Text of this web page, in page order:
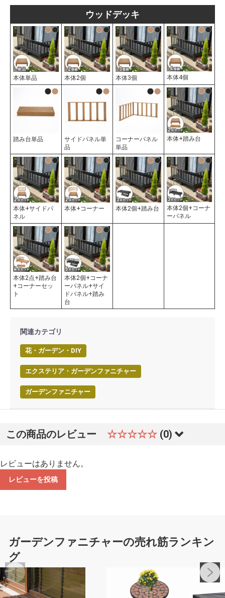
ウッドデッキ
本体単品 本体2個 本体3個 本体4個
踏み台単品
サイドパネル単
品
コーナーパネル
単品
本体+踏み台
本体+サイドパ
ネル
本体+コーナー 本体2個+踏み台
本体2個+コーナ
ーパネル
本体2点+踏み台
+コーナーセッ
ト
本体2個+コーナ
ーパネル+サイ
ドパネル+踏み
台
関連カテゴリ
花・ガーデン・DIY
エクステリア・ガーデンファニチャー
ガーデンファニチャー
この商品のレビュー ☆☆☆☆☆ (0)
レビューはありません。
レビューを投稿
ガーデンファニチャーの売れ筋ランキン
グ